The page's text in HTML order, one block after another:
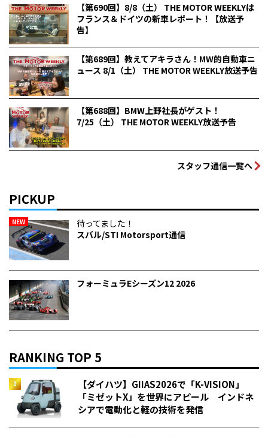
【第690回】8/8（土） THE MOTOR WEEKLYは
フランス＆ドイツの新車レポート！【放送予
告】
【第689回】教えてアキラさん！MW的自動車ニ
ュース 8/1（土） THE MOTOR WEEKLY放送予告
【第688回】BMW上野社長がゲスト！
7/25（土） THE MOTOR WEEKLY放送予告
スタッフ通信一覧へ
PICKUP
NEW
待ってました！
スバル/STI Motorsport通信
フォーミュラEシーズン12 2026
RANKING TOP 5
【ダイハツ】GIIAS2026で「K-VISION」
「ミゼットX」を世界にアピール インドネ
シアで電動化と軽の技術を発信